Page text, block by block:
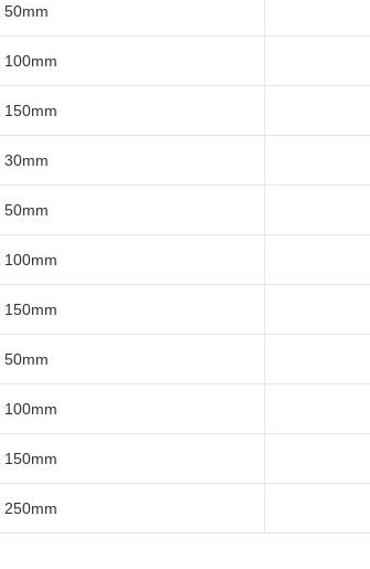
50mm
100mm
150mm
30mm
50mm
100mm
150mm
50mm
100mm
150mm
250mm